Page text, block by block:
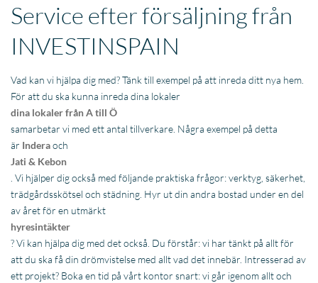
Service efter försäljning från
INVESTINSPAIN
Vad kan vi hjälpa dig med? Tänk till exempel på att inreda ditt nya hem.
För att du ska kunna inreda dina lokaler
dina lokaler från A till Ö
samarbetar vi med ett antal tillverkare. Några exempel på detta
är Inderaoch
Jati & Kebon
. Vi hjälper dig också med följande praktiska frågor: verktyg, säkerhet,
trädgårdsskötsel och städning. Hyr ut din andra bostad under en del
av året för en utmärkt
hyresintäkter
? Vi kan hjälpa dig med det också. Du förstår: vi har tänkt på allt för
att du ska få din drömvistelse med allt vad det innebär. Intresserad av
ett projekt? Boka en tid på vårt kontor snart: vi går igenom allt och